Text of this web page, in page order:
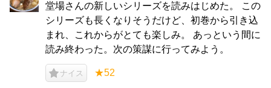
堂場さんの新しいシリーズを読みはじめた。 この
シリーズも長くなりそうだけど、初巻から引き込
まれ、これからがとても楽しみ。 あっという間に
読み終わった。次の策謀に行ってみよう。
ナイス ★52